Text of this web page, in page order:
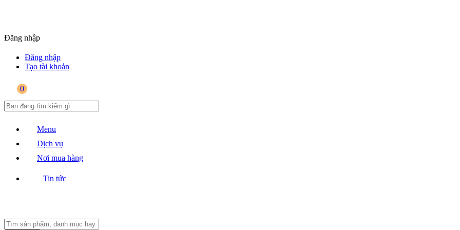
Đăng nhập
Đăng nhập
Tạo tài khoản
0
Menu
Dịch vụ
Nơi mua hàng
Tin tức